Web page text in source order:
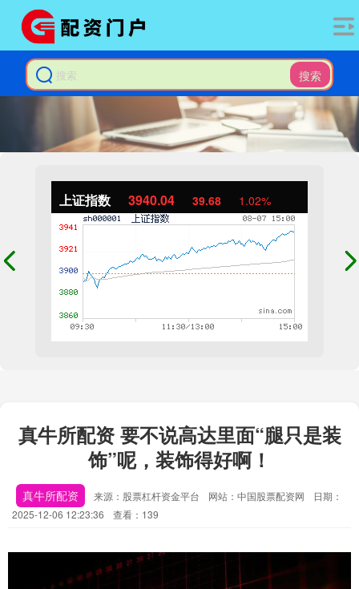
搜索
上证指数 3940.04 39.68 1.02%
真牛所配资 要不说高达里面“腿只是装
饰”呢，装饰得好啊！
真牛所配资 来源：股票杠杆资金平台 网站：中国股票配资网
日期：
2025-12-06 12:23:36
查看：139